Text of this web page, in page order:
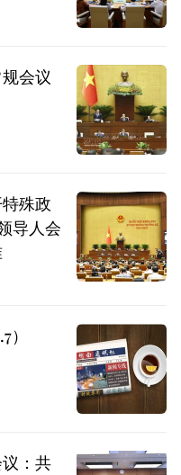
会议
殊政
导人会
：共